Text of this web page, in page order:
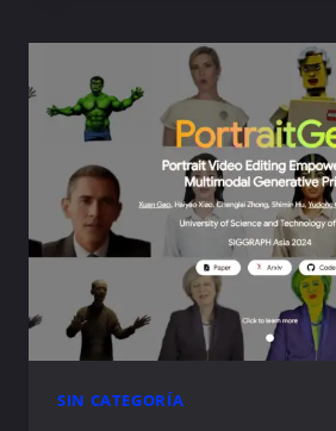
PRODUCTO
SEMANA
2024
1101
SIN CATEGORÍA